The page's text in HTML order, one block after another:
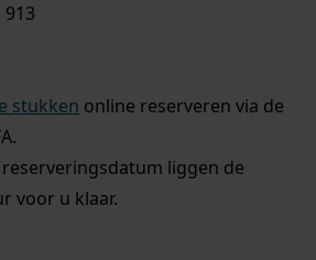
stukken online reserveren via de
liggen de
voor u klaar.